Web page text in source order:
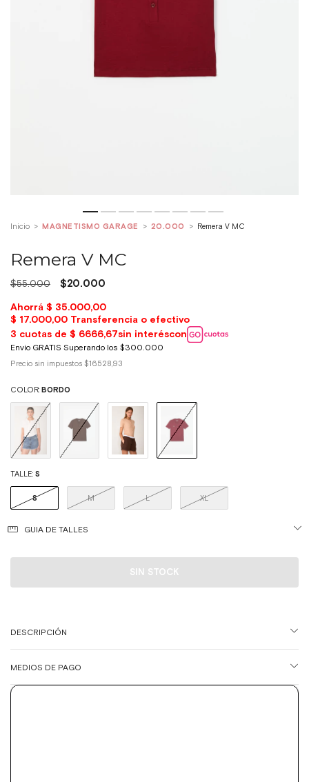
Inicio > MAGNETISMO GARAGE > 20.000 > Remera V MC
Remera V MC
$55.000 $20.000
Precio sin impuestos $16.528,93
COLOR: BORDO
TALLE: S
S M L XL
GUIA DE TALLES
DESCRIPCIÓN
MEDIOS DE PAGO